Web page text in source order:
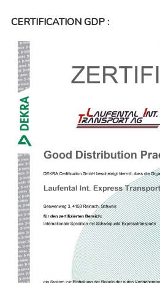
CERTIFICATION GDP :